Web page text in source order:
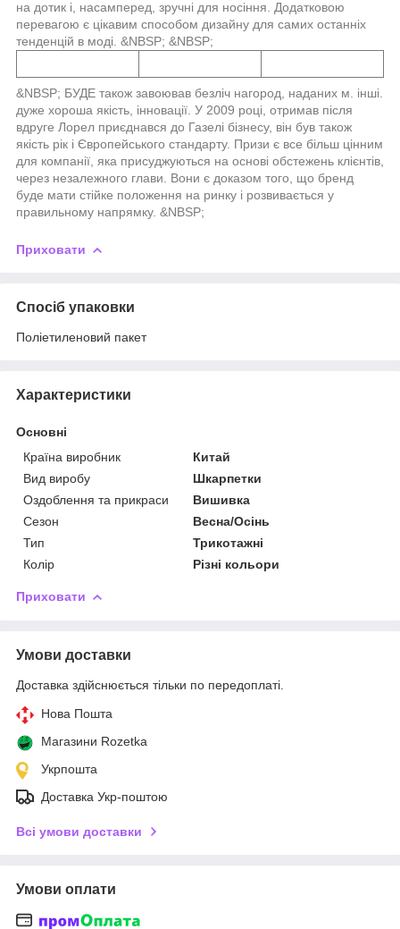
на дотик і, насамперед, зручні для носіння. Додатковою
перевагою є цікавим способом дизайну для самих останніх
тенденцій в моді. &NBSP; &NBSP;
&NBSP; БУДЕ також завоював безліч нагород, наданих м. інші.
дуже хороша якість, інновації. У 2009 році, отримав після
вдруге Лорел приєднався до Газелі бізнесу, він був також
якість рік і Європейського стандарту. Призи є все більш цінним
для компанії, яка присуджуються на основі обстежень клієнтів,
через незалежного глави. Вони є доказом того, що бренд
буде мати стійке положення на ринку і розвивається у
правильному напрямку. &NBSP;
Приховати
Спосіб упаковки
Поліетиленовий пакет
Характеристики
Основні
Країна виробник
Китай
Вид виробу
Шкарпетки
Оздоблення та прикраси
Вишивка
Сезон
Весна/Осінь
Тип
Трикотажні
Колір
Різні кольори
Приховати
Умови доставки
Доставка здійснюється тільки по передоплаті.
Нова Пошта
Магазини Rozetka
Укрпошта
Доставка Укр-поштою
Всі умови доставки
Умови оплати